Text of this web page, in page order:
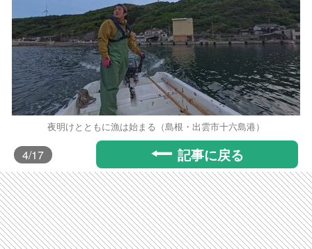
夜明けとともに漁は始まる（島根・出雲市十六島港）
4/17 記事に戻る